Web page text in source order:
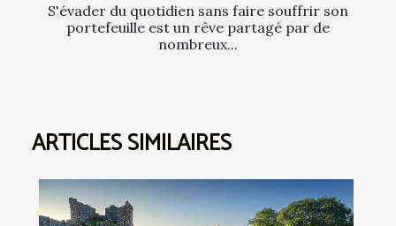
S'évader du quotidien sans faire souffrir son
portefeuille est un rêve partagé par de
nombreux...
ARTICLES SIMILAIRES